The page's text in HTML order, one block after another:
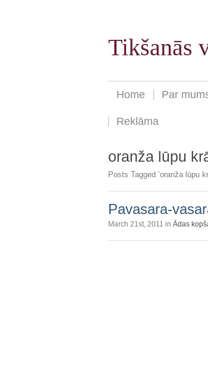
Tikšanās
Home Par
Reklāma
oranža lūpu
Posts Tagged ‘oranža lūpu
Pavasara-
March 21st, 2011 in Ādas